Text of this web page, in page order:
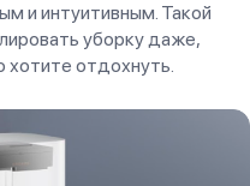
и интуитивным. Такой
уборку даже,
хотите отдохнуть.